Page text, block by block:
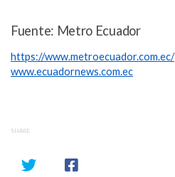
Fuente: Metro Ecuador
https://www.metroecuador.com.ec/
www.ecuadornews.com.ec
SHARE